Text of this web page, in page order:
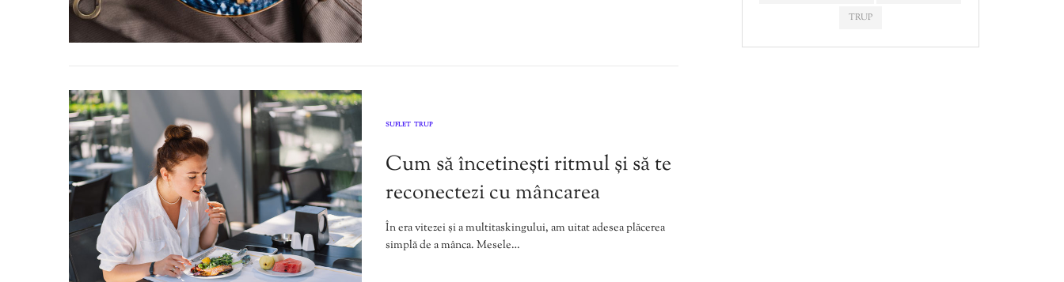
SUFLET TRUP
Cum să încetinești ritmul și să te
reconectezi cu mâncarea
În era vitezei și a multitaskingului, am uitat adesea plăcerea
simplă de a mânca. Mesele…
TRUP